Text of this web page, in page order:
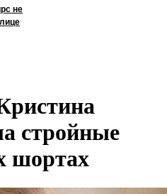
не
стройные
шортах